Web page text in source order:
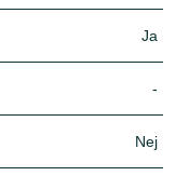
Ja
-
Nej